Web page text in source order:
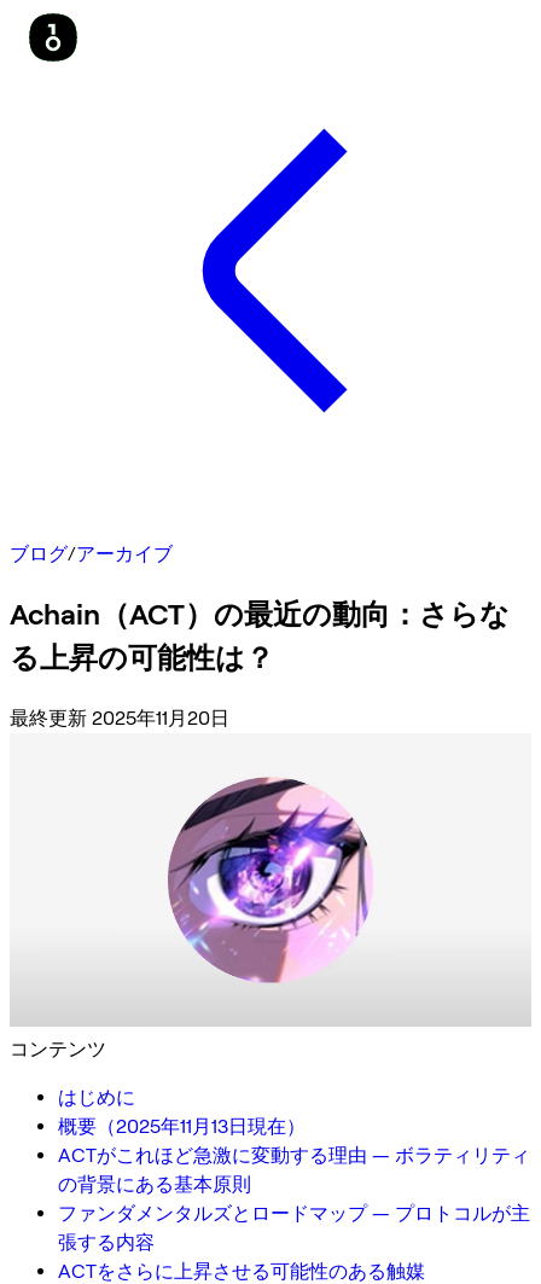
ブログ/アーカイブ
Achain（ACT）の最近の動向：さらな
る上昇の可能性は？
最終更新 2025年11月20日
コンテンツ
はじめに
概要（2025年11月13日現在）
ACTがこれほど急激に変動する理由 — ボラティリティ
の背景にある基本原則
ファンダメンタルズとロードマップ — プロトコルが主
張する内容
ACTをさらに上昇させる可能性のある触媒